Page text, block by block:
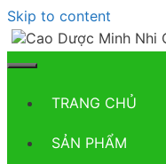
Skip to content
TRANG CHỦ
SẢN PHẨM